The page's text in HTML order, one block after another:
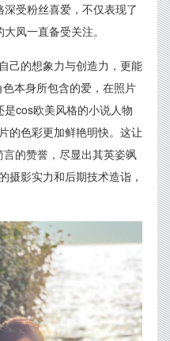
受粉丝喜爱，不仅表现了
凤一直备受关注。
己的想象力与创造力，更能
本身所包含的爱，在照片
cos欧美风格的小说人物
的色彩更加鲜艳明快。这让
的赞誉，尽显出其英姿飒
摄影实力和后期技术造诣，